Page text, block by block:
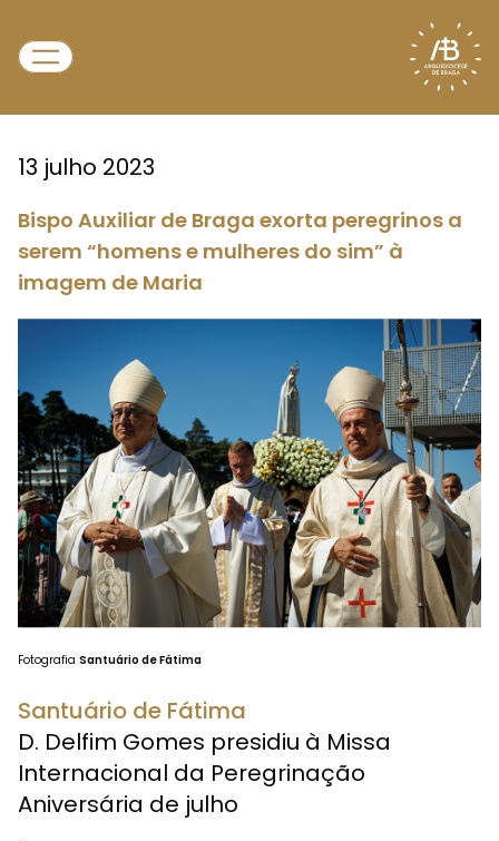
13 julho 2023
Bispo Auxiliar de Braga exorta peregrinos a
serem “homens e mulheres do sim” à
imagem de Maria
Fotografia Santuário de Fátima
Santuário de Fátima
D. Delfim Gomes presidiu à Missa
Internacional da Peregrinação
Aniversária de julho